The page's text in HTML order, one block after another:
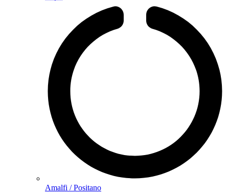
Amalfi / Positano